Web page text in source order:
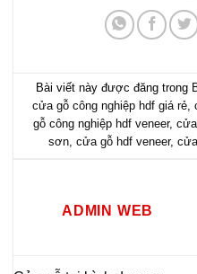
Bài viết này được đăng trong
cửa gỗ công nghiệp hdf giá rẻ,
gỗ công nghiệp hdf veneer,
sơn, cửa gỗ hdf veneer,
ADMIN WEB